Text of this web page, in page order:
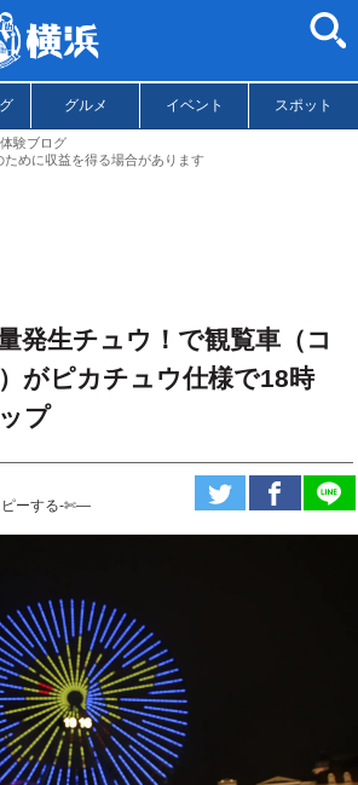
グルメ イベント スポット
験ブログ
めに収益を得る場合があります
発生チュウ！で観覧車（コ
がピカチュウ仕様で18時
プ
ピーする-✄—